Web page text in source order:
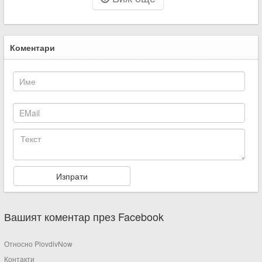
Коментари
Вашият коментар през Facebook
Относно PlovdivNow
Контакти